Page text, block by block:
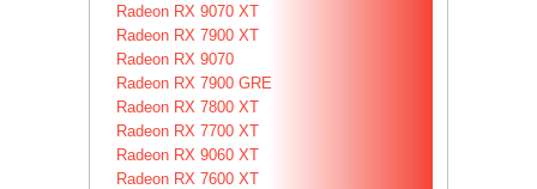
Radeon RX 9070 XT
Radeon RX 7900 XT
Radeon RX 9070
Radeon RX 7900 GRE
Radeon RX 7800 XT
Radeon RX 7700 XT
Radeon RX 9060 XT
Radeon RX 7600 XT